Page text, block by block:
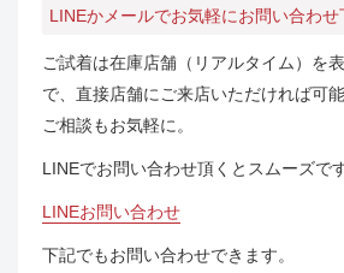
LINEかメールでお気軽にお問い合わせ
ご試着は在庫店舗（リアルタイム）を
で、直接店舗にご来店いただければ可
ご相談もお気軽に。
LINEでお問い合わせ頂くとスムーズです
LINEお問い合わせ
下記でもお問い合わせできます。